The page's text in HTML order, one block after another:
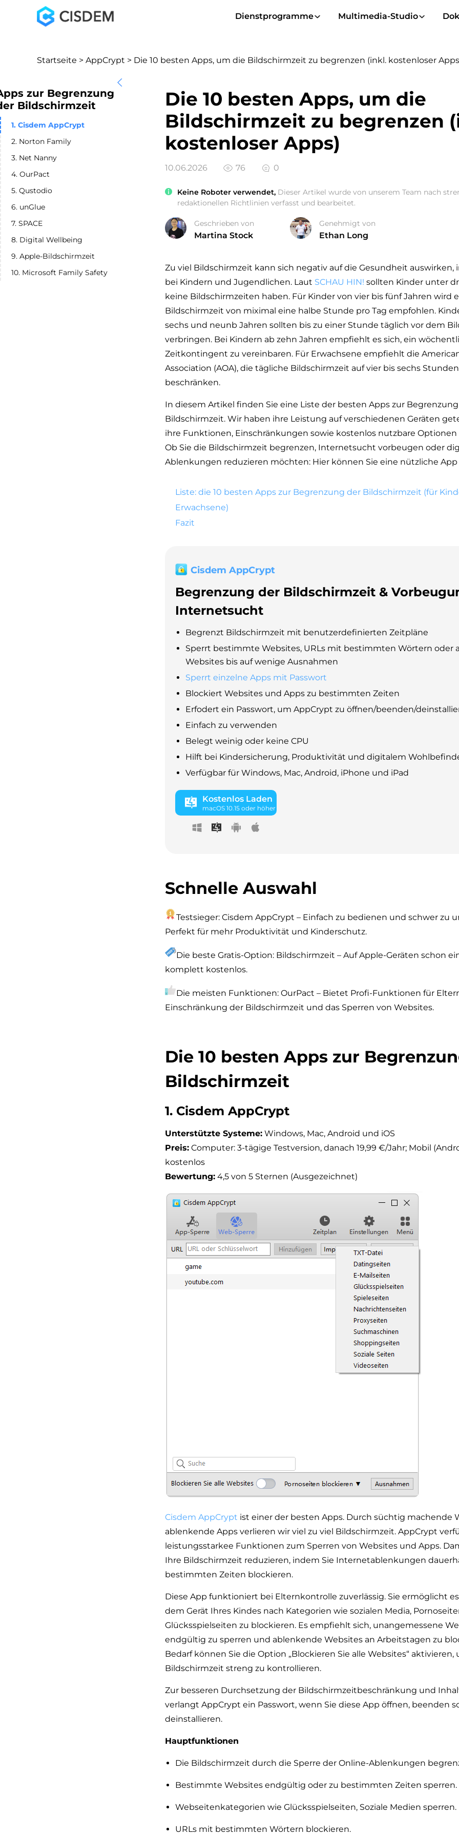
Dienstprogramme Multimedia-Studio
zur Begrenzung
Bildschirmzeit
1. Cisdem AppCrypt
2. Norton Family
3. Net Nanny
4. OurPact
5. Qustodio
6. unGlue
7. SPACE
8. Digital Wellbeing
9. Apple-Bildschirmzeit
10. Microsoft Family Safety
Startseite > AppCrypt > Die 10 besten Apps, um die Bildschirmzeit zu begrenzen (inkl. kostenloser
Die 10 besten Apps, um die
Bildschirmzeit zu begrenzen
kostenloser Apps)
10.06.2026 76 0
Keine Roboter verwendet,Dieser Artikel wurde von unserem Team nach
redaktionellen Richtlinien verfasst und bearbeitet.
Geschrieben von
Martina Stock
Genehmigt von
Ethan Long
Zu viel Bildschirmzeit kann sich negativ auf die Gesundheit auswirken,
bei Kindern und Jugendlichen. Laut SCHAU HIN! sollten Kinder unter
keine Bildschirmzeiten haben. Für Kinder von vier bis fünf Jahren wird
Bildschirmzeit von miximal eine halbe Stunde pro Tag empfohlen.
sechs und neunb Jahren sollten bis zu einer Stunde täglich vor dem
verbringen. Bei Kindern ab zehn Jahren empfiehlt es sich, ein
Zeitkontingent zu vereinbaren. Für Erwachsene empfiehlt die
Association (AOA), die tägliche Bildschirmzeit auf vier bis sechs
beschränken.
In diesem Artikel finden Sie eine Liste der besten Apps zur
Bildschirmzeit. Wir haben ihre Leistung auf verschiedenen Geräten
ihre Funktionen, Einschränkungen sowie kostenlos nutzbare
Ob Sie die Bildschirmzeit begrenzen, Internetsucht vorbeugen oder
Ablenkungen reduzieren möchten: Hier können Sie eine nützliche
Liste: die 10 besten Apps zur Begrenzung der Bildschirmzeit (für
Erwachsene)
Fazit
Cisdem AppCrypt
Begrenzung der Bildschirmzeit &
Internetsucht
Begrenzt Bildschirmzeit mit benutzerdefinierten Zeitpläne
Sperrt bestimmte Websites, URLs mit bestimmten Wörtern oder
Websites bis auf wenige Ausnahmen
Sperrt einzelne Apps mit Passwort
Blockiert Websites und Apps zu bestimmten Zeiten
Erfodert ein Passwort, um AppCrypt zu öffnen/beenden/
Einfach zu verwenden
Belegt weinig oder keine CPU
Hilft bei Kindersicherung, Produktivität und digitalem
Verfügbar für Windows, Mac, Android, iPhone und iPad
Kostenlos Laden
macOS 10.15 oder höher
Schnelle Auswahl
Testsieger: Cisdem AppCrypt – Einfach zu bedienen und schwer zu
Perfekt für mehr Produktivität und Kinderschutz.
Die beste Gratis-Option: Bildschirmzeit – Auf Apple-Geräten schon
komplett kostenlos.
Die meisten Funktionen: OurPact – Bietet Profi-Funktionen für
Einschränkung der Bildschirmzeit und das Sperren von Websites.
Die 10 besten Apps zur
Bildschirmzeit
1. Cisdem AppCrypt
Unterstützte Systeme:Windows, Mac, Android und iOS
Preis:Computer: 3-tägige Testversion, danach 19,99 €/Jahr; Mobil
kostenlos
Bewertung:4,5 von 5 Sternen (Ausgezeichnet)
Cisdem AppCrypt ist einer der besten Apps. Durch süchtig machende
ablenkende Apps verlieren wir viel zu viel Bildschirmzeit. AppCrypt
leistungsstarkee Funktionen zum Sperren von Websites und Apps.
Ihre Bildschirmzeit reduzieren, indem Sie Internetablenkungen
bestimmten Zeiten blockieren.
Diese App funktioniert bei Elternkontrolle zuverlässig. Sie ermöglicht
dem Gerät Ihres Kindes nach Kategorien wie sozialen Media,
Glücksspielseiten zu blockieren. Es empfiehlt sich, unangemessene
endgültig zu sperren und ablenkende Websites an Arbeitstagen zu
Bedarf können Sie die Option „Blockieren Sie alle Websites“ aktivieren,
Bildschirmzeit streng zu kontrollieren.
Zur besseren Durchsetzung der Bildschirmzeitbeschränkung und
verlangt AppCrypt ein Passwort, wenn Sie diese App öffnen, beenden
deinstallieren.
Hauptfunktionen
Die Bildschirmzeit durch die Sperre der Online-Ablenkungen
Bestimmte Websites endgültig oder zu bestimmten Zeiten sperren.
Webseitenkategorien wie Glücksspielseiten, Soziale Medien sperren.
URLs mit bestimmten Wörtern blockieren.